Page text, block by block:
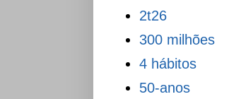
2t26
300 milhões
4 hábitos
50-anos